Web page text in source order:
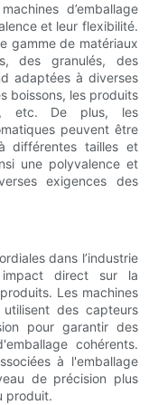
d’emballage
et leur flexibilité.
gamme de matériaux
des granulés, des
adaptées à diverses
boissons, les produits
etc. De plus, les
peuvent être
différentes tailles et
une polyvalence et
exigences des
dans l’industrie
direct sur la
Les machines
des capteurs
pour garantir des
cohérents.
à l'emballage
de précision plus
produit.